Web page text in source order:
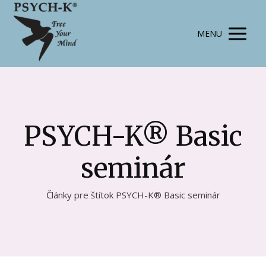
MENU
PSYCH-K® Basic
seminár
Články pre štítok PSYCH-K® Basic seminár